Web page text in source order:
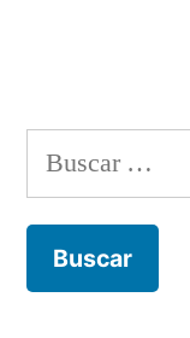
Buscar: